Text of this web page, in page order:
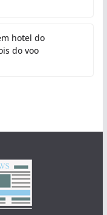
hotel do
do voo